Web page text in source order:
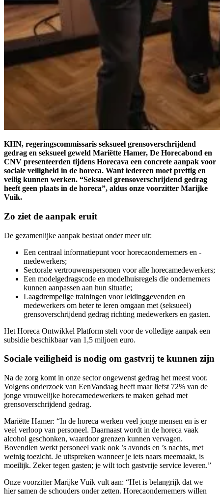
KHN, regeringscommissaris seksueel grensoverschrijdend
gedrag en seksueel geweld Mariëtte Hamer, De Horecabond en
CNV presenteerden tijdens Horecava een concrete aanpak voor
sociale veiligheid in de horeca. Want iedereen moet prettig en
veilig kunnen werken. “Seksueel grensoverschrijdend gedrag
heeft geen plaats in de horeca”, aldus onze voorzitter Marijke
Vuik.
Zo ziet de aanpak eruit
De gezamenlijke aanpak bestaat onder meer uit:
Een centraal informatiepunt voor horecaondernemers en -
medewerkers;
Sectorale vertrouwenspersonen voor alle horecamedewerkers;
Een modelgedragscode en modelhuisregels die ondernemers
kunnen aanpassen aan hun situatie;
Laagdrempelige trainingen voor leidinggevenden en
medewerkers om beter te leren omgaan met (seksueel)
grensoverschrijdend gedrag richting medewerkers en gasten.
Het Horeca Ontwikkel Platform stelt voor de volledige aanpak een
subsidie beschikbaar van 1,5 miljoen euro.
Sociale veiligheid is nodig om gastvrij te kunnen zijn
Na de zorg komt in onze sector ongewenst gedrag het meest voor.
Volgens onderzoek van EenVandaag heeft maar liefst 72% van de
jonge vrouwelijke horecamedewerkers te maken gehad met
grensoverschrijdend gedrag.
Mariëtte Hamer: “In de horeca werken veel jonge mensen en is er
veel verloop van personeel. Daarnaast wordt in de horeca vaak
alcohol geschonken, waardoor grenzen kunnen vervagen.
Bovendien werkt personeel vaak ook ’s avonds en ’s nachts, met
weinig toezicht. Je uitspreken wanneer je iets naars meemaakt, is
moeilijk. Zeker tegen gasten; je wilt toch gastvrije service leveren.”
Onze voorzitter Marijke Vuik vult aan: “Het is belangrijk dat we
hier samen de schouders onder zetten. Horecaondernemers willen